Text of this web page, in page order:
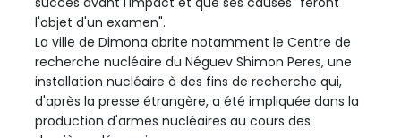
l'objet d'un examen".
La ville de Dimona abrite notamment le Centre de
recherche nucléaire du Néguev Shimon Peres, une
installation nucléaire à des fins de recherche qui,
d'après la presse étrangère, a été impliquée dans la
production d'armes nucléaires au cours des